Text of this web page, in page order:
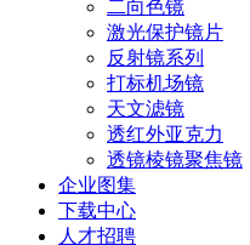
二向色镜
激光保护镜片
反射镜系列
打标机场镜
天文滤镜
透红外亚克力
透镜棱镜聚焦镜
企业图集
下载中心
人才招聘